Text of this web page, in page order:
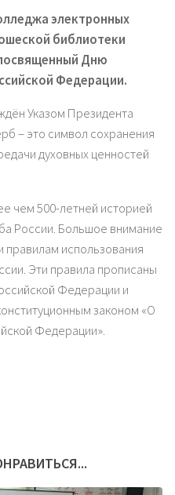
электронных
библиотеки
Дню
Федерации.
Указом Президента
– это символ сохранения
духовных ценностей
чем 500-летней историей
России. Большое внимание
использования
Эти правила прописаны
Федерации и
законом «О
Федерации».